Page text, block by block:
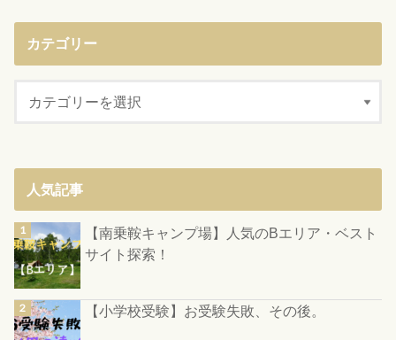
カテゴリー
人気記事
【南乗鞍キャンプ場】人気のBエリア・ベスト
サイト探索！
【小学校受験】お受験失敗、その後。